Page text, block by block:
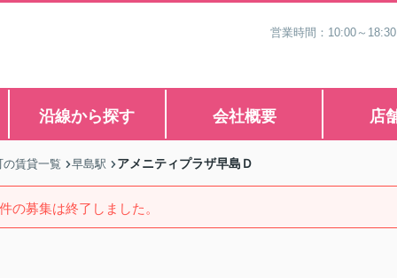
営業時間：10:00～
沿線から探す 会社概要 店
賃貸一覧 早島駅 アメニティプラザ早島Ｄ
の募集は終了しました。